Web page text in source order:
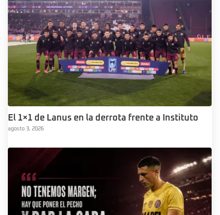
El 1×1 de Lanus en la derrota frente a Instituto
agosto 3, 2026